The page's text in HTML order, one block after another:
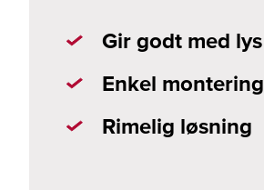
Gir godt med lys
Enkel montering
Rimelig løsning